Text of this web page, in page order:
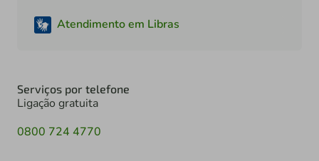
Atendimento em Libras
Serviços por telefone
Ligação gratuita
0800 724 4770